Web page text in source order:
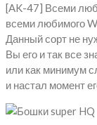
[AK-47] Всеми
всеми любимого
Данный сорт не
Вы его и так все
или как минимум
и настал момент